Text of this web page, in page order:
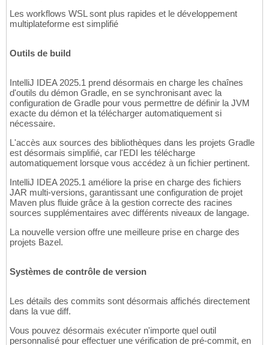
Les workflows WSL sont plus rapides et le développement
multiplateforme est simplifié
Outils de build
IntelliJ IDEA 2025.1 prend désormais en charge les chaînes
d'outils du démon Gradle, en se synchronisant avec la
configuration de Gradle pour vous permettre de définir la JVM
exacte du démon et la télécharger automatiquement si
nécessaire.
L'accès aux sources des bibliothèques dans les projets Gradle
est désormais simplifié, car l'EDI les télécharge
automatiquement lorsque vous accédez à un fichier pertinent.
IntelliJ IDEA 2025.1 améliore la prise en charge des fichiers
JAR multi-versions, garantissant une configuration de projet
Maven plus fluide grâce à la gestion correcte des racines
sources supplémentaires avec différents niveaux de langage.
La nouvelle version offre une meilleure prise en charge des
projets Bazel.
Systèmes de contrôle de version
Les détails des commits sont désormais affichés directement
dans la vue diff.
Vous pouvez désormais exécuter n'importe quel outil
personnalisé pour effectuer une vérification de pré-commit, en